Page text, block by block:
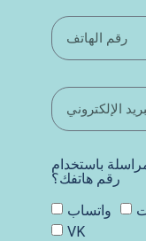
باستخدام
رقم هاتفك؟
واتساب
VK